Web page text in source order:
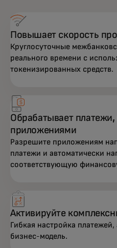
Повышает скорость
Круглосуточные
реального времени с
токенизированных средств.
Обрабатывает
приложениями
Разрешите приложениям
платежи и автоматически
соответствующую
Активируйте
Гибкая настройка
бизнес-модель.